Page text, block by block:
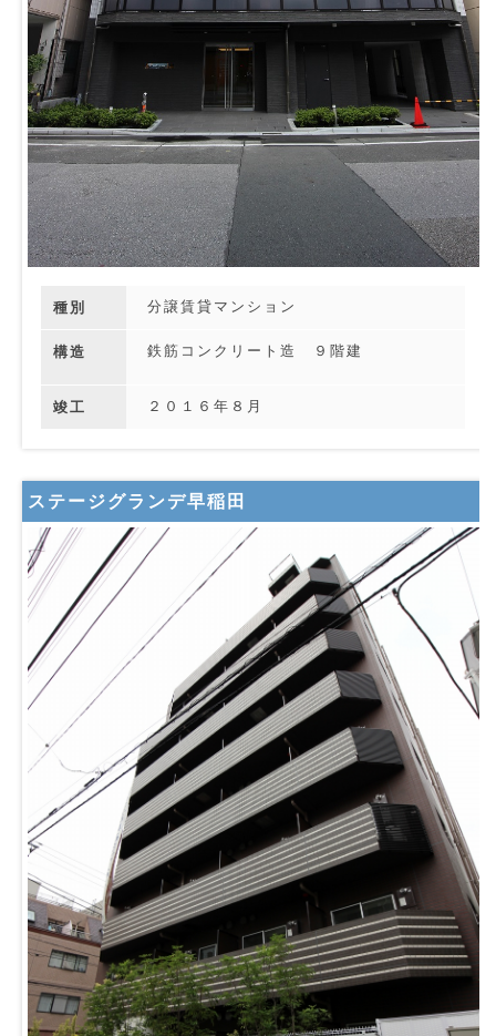
種別 分譲賃貸マンション
構造 鉄筋コンクリート造 ９階建
竣工 ２０１６年８月
ステージグランデ早稲田